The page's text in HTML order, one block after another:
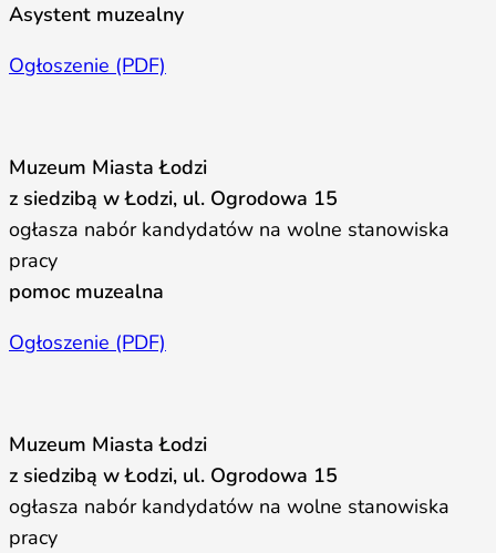
Asystent muzealny
Ogłoszenie (PDF)
Muzeum Miasta Łodzi
z siedzibą w Łodzi, ul. Ogrodowa 15
ogłasza nabór kandydatów na wolne stanowiska
pracy
pomoc muzealna
Ogłoszenie (PDF)
Muzeum Miasta Łodzi
z siedzibą w Łodzi, ul. Ogrodowa 15
ogłasza nabór kandydatów na wolne stanowiska
pracy